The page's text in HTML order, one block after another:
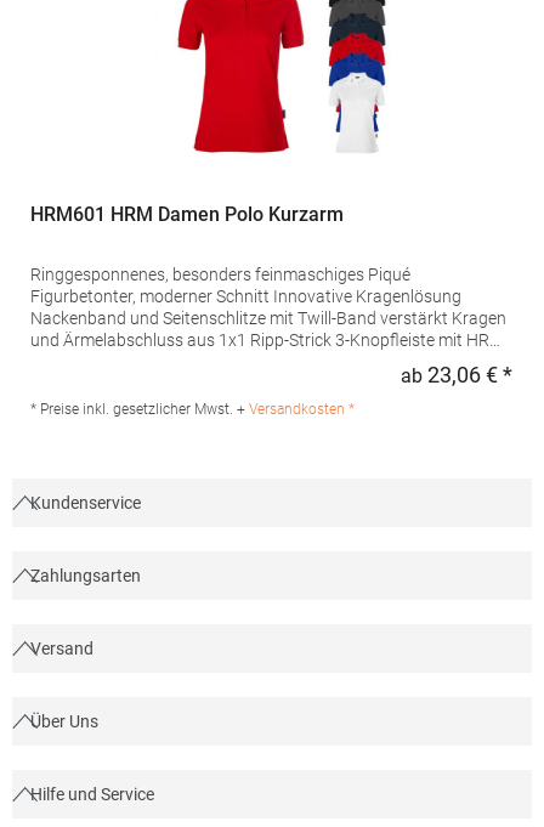
HRM601 HRM Damen Polo Kurzarm
Ringgesponnenes, besonders feinmaschiges Piqué
Figurbetonter, moderner Schnitt Innovative Kragenlösung
Nackenband und Seitenschlitze mit Twill-Band verstärkt Kragen
und Ärmelabschluss aus 1x1 Ripp-Strick 3-Knopfleiste mit HRM-
waschbarTrockner geeignetGrammatur: 180
textil.de
ab 23,06 € *
* Preise inkl. gesetzlicher Mwst. + Versandkosten *
Kundenservice
Zahlungsarten
Versand
Über Uns
Hilfe und Service